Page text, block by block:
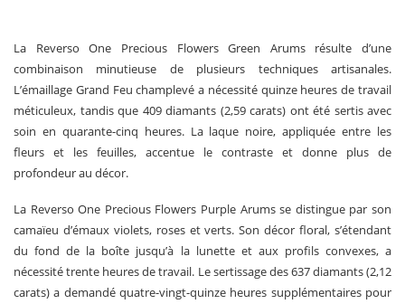
La Reverso One Precious Flowers Green Arums résulte d’une
combinaison minutieuse de plusieurs techniques artisanales.
L’émaillage Grand Feu champlevé a nécessité quinze heures de travail
méticuleux, tandis que 409 diamants (2,59 carats) ont été sertis avec
soin en quarante-cinq heures. La laque noire, appliquée entre les
fleurs et les feuilles, accentue le contraste et donne plus de
profondeur au décor.
La Reverso One Precious Flowers Purple Arums se distingue par son
camaïeu d’émaux violets, roses et verts. Son décor floral, s’étendant
du fond de la boîte jusqu’à la lunette et aux profils convexes, a
nécessité trente heures de travail. Le sertissage des 637 diamants (2,12
carats) a demandé quatre-vingt-quinze heures supplémentaires pour